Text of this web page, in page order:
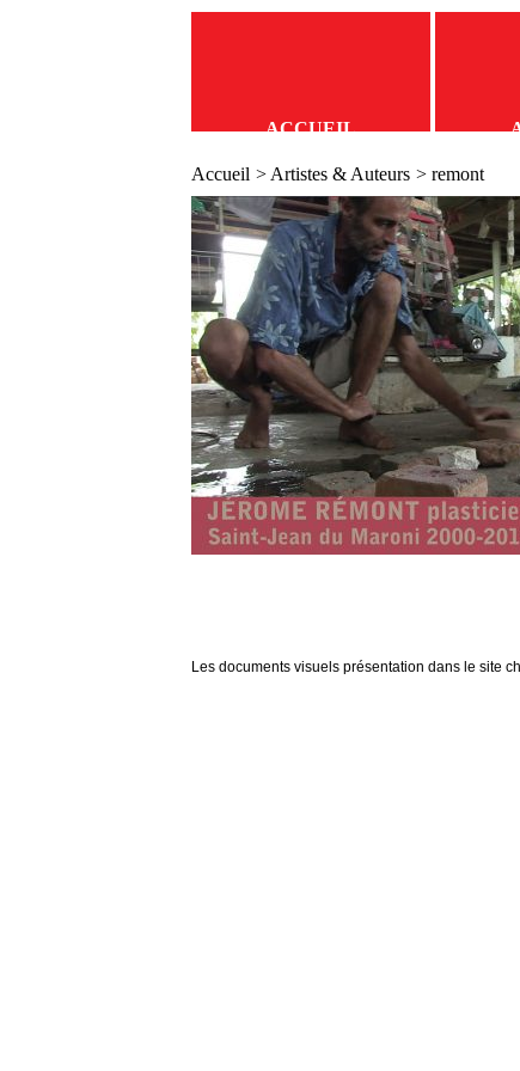
ACCUEIL
Accueil > Artistes & Auteurs > remont
Les documents visuels présentation dans le site